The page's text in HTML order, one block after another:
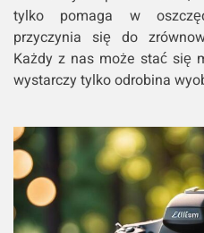
tylko pomaga w
przyczynia się do
Każdy z nas może stać się
wystarczy tylko odrobina